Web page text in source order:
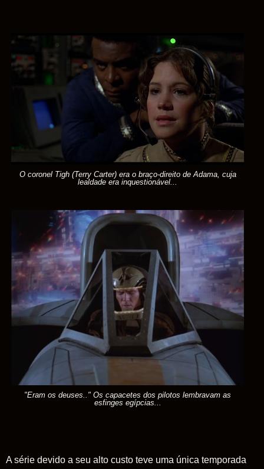
O coronel Tigh (Terry Carter) era o braço-direito de Adama, cuja
lealdade era inquestionável...
"Eram os deuses.." Os capacetes dos pilotos lembravam as
esfinges egípcias...
A série devido a seu alto custo teve uma única temporada